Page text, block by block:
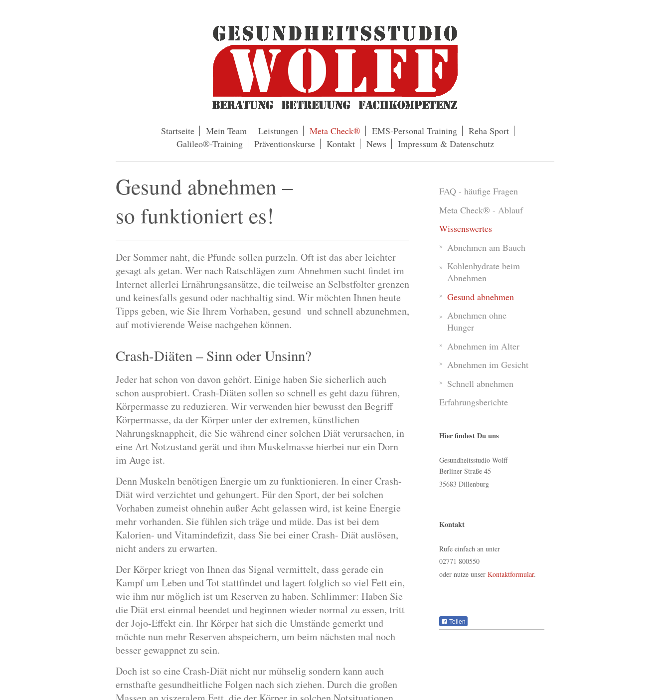
Startseite Mein Team Leistungen Meta Check® EMS-Personal Training
Reha Sport
Galileo®-Training
Präventionskurse Kontakt News Impressum & Datenschutz
Gesund abnehmen –
so funktioniert es!
Der Sommer naht, die Pfunde sollen purzeln. Oft ist das aber leichter
gesagt als getan. Wer nach Ratschlägen zum Abnehmen sucht findet im
Internet allerlei Ernährungsansätze, die teilweise an Selbstfolter grenzen
und keinesfalls gesund oder nachhaltig sind. Wir möchten Ihnen heute
Tipps geben, wie Sie Ihrem Vorhaben, gesund und schnell abzunehmen,
auf motivierende Weise nachgehen können.
Crash-Diäten – Sinn oder Unsinn?
Jeder hat schon von davon gehört. Einige haben Sie sicherlich auch
schon ausprobiert. Crash-Diäten sollen so schnell es geht dazu führen,
Körpermasse zu reduzieren. Wir verwenden hier bewusst den Begriff
Körpermasse, da der Körper unter der extremen, künstlichen
Nahrungsknappheit, die Sie während einer solchen Diät verursachen, in
eine Art Notzustand gerät und ihm Muskelmasse hierbei nur ein Dorn
im Auge ist.
Denn Muskeln benötigen Energie um zu funktionieren. In einer Crash-
Diät wird verzichtet und gehungert. Für den Sport, der bei solchen
Vorhaben zumeist ohnehin außer Acht gelassen wird, ist keine Energie
mehr vorhanden. Sie fühlen sich träge und müde. Das ist bei dem
Kalorien- und Vitamindefizit, dass Sie bei einer Crash- Diät auslösen,
nicht anders zu erwarten.
Der Körper kriegt von Ihnen das Signal vermittelt, dass gerade ein
Kampf um Leben und Tot stattfindet und lagert folglich so viel Fett ein,
wie ihm nur möglich ist um Reserven zu haben. Schlimmer: Haben Sie
die Diät erst einmal beendet und beginnen wieder normal zu essen, tritt
der Jojo-Effekt ein. Ihr Körper hat sich die Umstände gemerkt und
möchte nun mehr Reserven abspeichern, um beim nächsten mal noch
besser gewappnet zu sein.
Doch ist so eine Crash-Diät nicht nur mühselig sondern kann auch
ernsthafte gesundheitliche Folgen nach sich ziehen. Durch die großen
FAQ - häufige Fragen
Meta Check® - Ablauf
Wissenswertes
Abnehmen am Bauch
Kohlenhydrate beim
Abnehmen
Gesund abnehmen
Abnehmen ohne
Hunger
Abnehmen im Alter
Abnehmen im Gesicht
Schnell abnehmen
Erfahrungsberichte
Hier findest Du uns
Gesundheitsstudio Wolff
Berliner Straße 45
35683 Dillenburg
Kontakt
Rufe einfach an unter
02771 800550
oder nutze unserKontaktformular.
Teilen